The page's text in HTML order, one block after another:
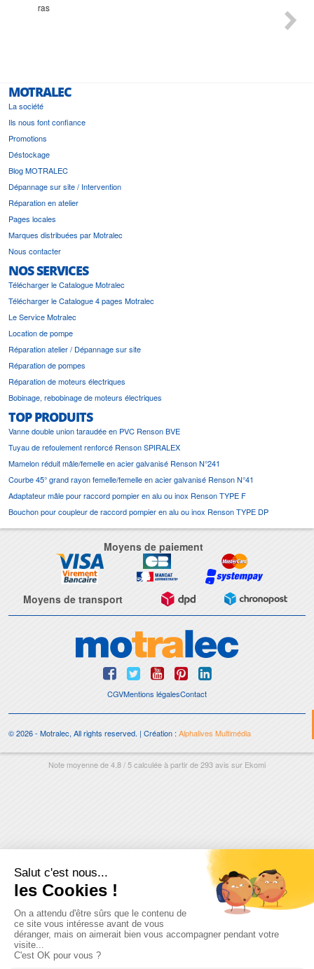
Monsieur Delhaye est une personne disponible, à
MOTRALEC
La société
Ils nous font confiance
Promotions
Déstockage
Blog MOTRALEC
Dépannage sur site / Intervention
Réparation en atelier
Pages locales
Marques distribuées par Motralec
Nous contacter
NOS SERVICES
Télécharger le Catalogue Motralec
Télécharger le Catalogue 4 pages Motralec
Le Service Motralec
Location de pompe
Réparation atelier / Dépannage sur site
Réparation de pompes
Réparation de moteurs électriques
Bobinage, rebobinage de moteurs électriques
TOP PRODUITS
Vanne double union taraudée en PVC Renson BVE
Tuyau de refoulement renforcé Renson SPIRALEX
Mamelon réduit mâle/femelle en acier galvanisé Renson N°241
Courbe 45° grand rayon femelle/femelle en acier galvanisé Renson N°41
Adaptateur mâle pour raccord pompier en alu ou inox Renson TYPE F
Bouchon pour coupleur de raccord pompier en alu ou inox Renson TYPE DP
Moyens de paiement
Moyens de transport
CGVMentions légalesContact
© 2026 - Motralec, All rights reserved. | Création :Alphalives Multimédia
Note moyenne de4.8/5calculée à partir de293avis sur Ekomi